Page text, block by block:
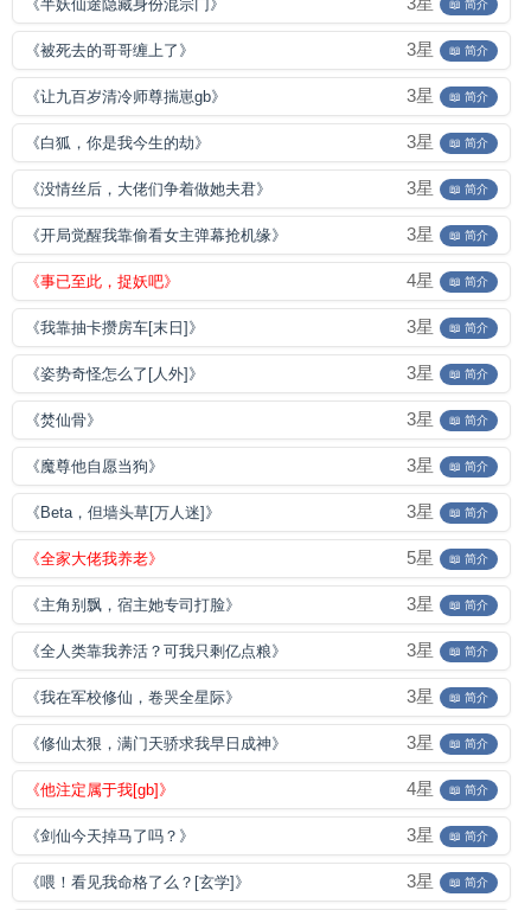
《半妖仙途隐藏身份混宗门》 📖 简介
《被死去的哥哥缠上了》 3星 📖 简介
《让九百岁清冷师尊揣崽gb》 3星 📖 简介
《白狐，你是我今生的劫》 3星 📖 简介
《没情丝后，大佬们争着做她夫君》 3星 📖 简介
《开局觉醒我靠偷看女主弹幕抢机缘》 3星 📖 简介
《事已至此，捉妖吧》 4星 📖 简介
《我靠抽卡攒房车[末日]》 3星 📖 简介
《姿势奇怪怎么了[人外]》 3星 📖 简介
《焚仙骨》 3星 📖 简介
《魔尊他自愿当狗》 3星 📖 简介
《Beta，但墙头草[万人迷]》 3星 📖 简介
《全家大佬我养老》 5星 📖 简介
《主角别飘，宿主她专司打脸》 3星 📖 简介
《全人类靠我养活？可我只剩亿点粮》 3星 📖 简介
《我在军校修仙，卷哭全星际》 3星 📖 简介
《修仙太狠，满门天骄求我早日成神》 3星 📖 简介
《他注定属于我[gb]》 4星 📖 简介
《剑仙今天掉马了吗？》 3星 📖 简介
《喂！看见我命格了么？[玄学]》 3星 📖 简介